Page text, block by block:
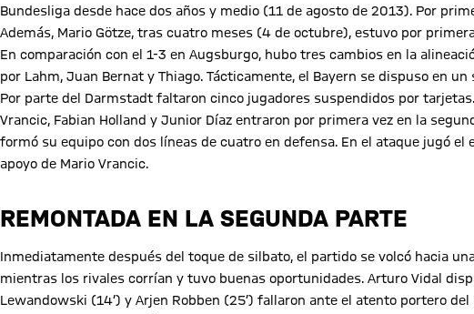
Bundesliga desde hace dos años y medio (11 de agosto de 2013). Por
Además, Mario Götze, tras cuatro meses (4 de octubre), estuvo por
En comparación con el 1-3 en Augsburgo, hubo tres cambios en la
por Lahm, Juan Bernat y Thiago. Tácticamente, el Bayern se dispuso en
Por parte del Darmstadt faltaron cinco jugadores suspendidos por
Vrancic, Fabian Holland y Junior Díaz entraron por primera vez en la
formó su equipo con dos líneas de cuatro en defensa. En el ataque jugó el
apoyo de Mario Vrancic.
REMONTADA EN LA SEGUNDA PARTE
Inmediatamente después del toque de silbato, el partido se volcó hacia
mientras los rivales corrían y tuvo buenas oportunidades. Arturo Vidal
Lewandowski (14’) y Arjen Robben (25’) fallaron ante el atento portero